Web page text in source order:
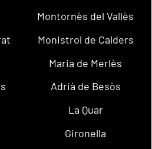
Montornès del Vallès
Monistrol de Calders
Maria de Merlès
Adrià de Besòs
La Quar
Gironella